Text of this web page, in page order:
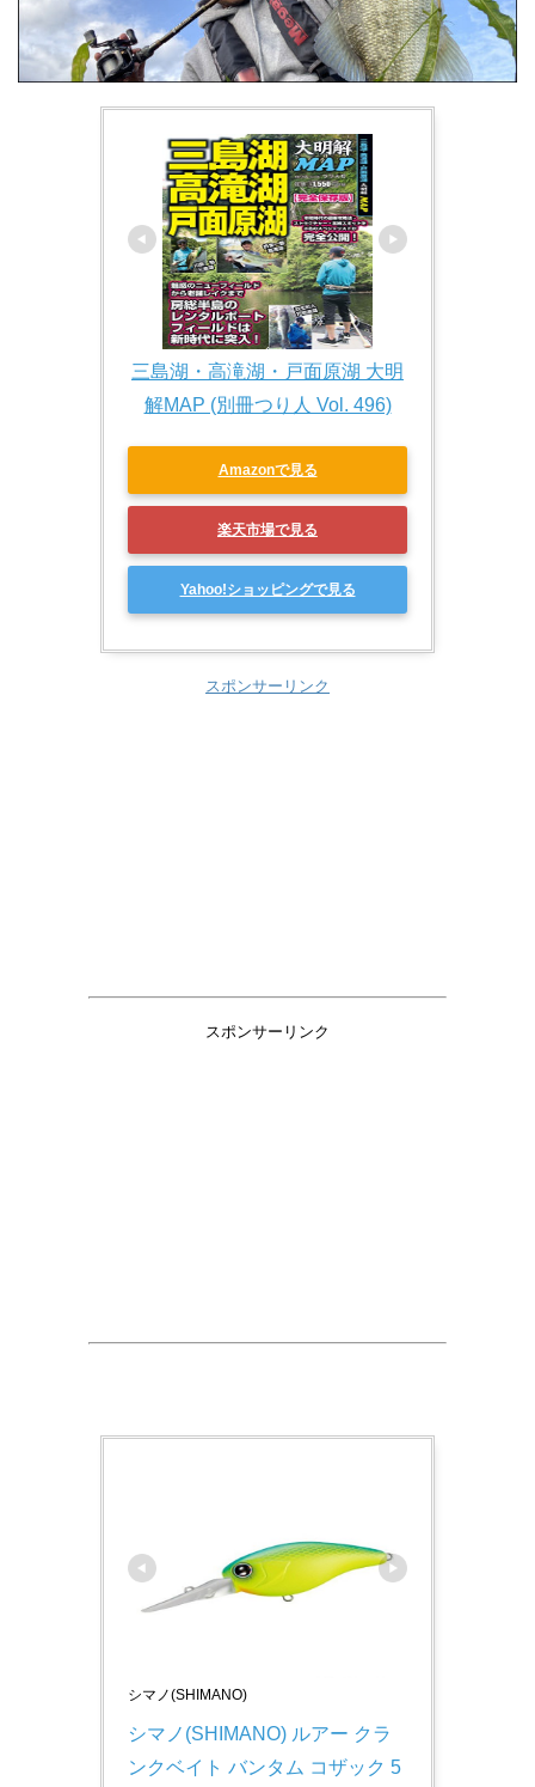
三島湖・高滝湖・戸面原湖 大明
解MAP (別冊つり人 Vol. 496)
Amazonで見る
楽天市場で見る
Yahoo!ショッピングで見る
スポンサーリンク
スポンサーリンク
シマノ(SHIMANO)
シマノ(SHIMANO) ルアー クラ
ンクベイト バンタム コザック 5